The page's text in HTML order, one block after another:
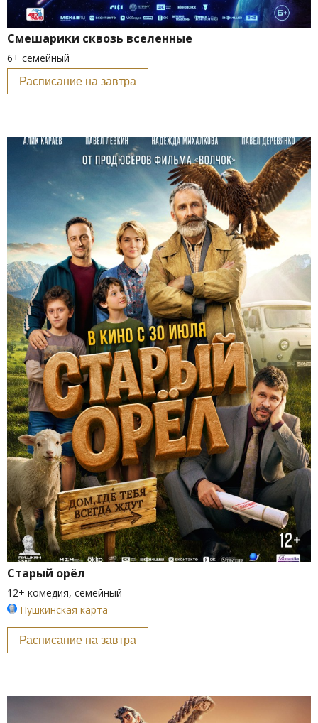
Смешарики сквозь вселенные
6+ семейный
Расписание на завтра
Старый орёл
12+ комедия, семейный
Пушкинская карта
Расписание на завтра